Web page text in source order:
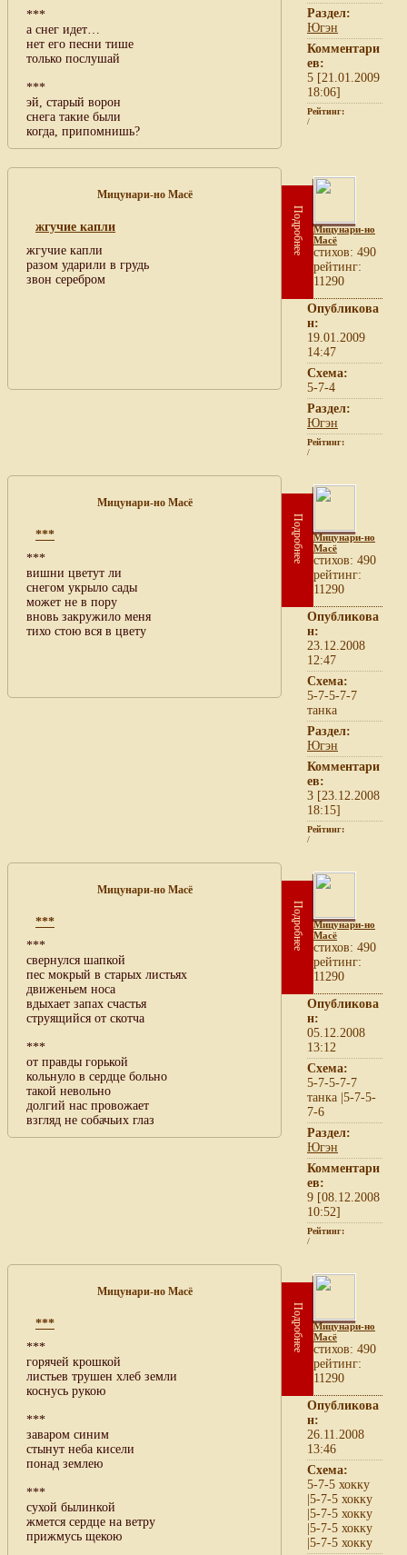
***
а снег идет…
нет его песни тише
только послушай
***
эй, старый ворон
снега такие были
когда, припомнишь?
Раздел:
Югэн
Комментари
ев:
5 [21.01.2009
18:06]
Рейтинг:
/
Мицунари-но Масё
жгучие капли
жгучие капли
разом ударили в грудь
звон серебром
Подробнее
Мицунари-но
Масё
cтихов: 490
рейтинг:
11290
Опубликова
н:
19.01.2009
14:47
Схема:
5-7-4
Раздел:
Югэн
Рейтинг:
/
Мицунари-но Масё
***
***
вишни цветут ли
снегом укрыло сады
может не в пору
вновь закружило меня
тихо стою вся в цвету
Подробнее
Мицунари-но
Масё
cтихов: 490
рейтинг:
11290
Опубликова
н:
23.12.2008
12:47
Схема:
5-7-5-7-7
танка
Раздел:
Югэн
Комментари
ев:
3 [23.12.2008
18:15]
Рейтинг:
/
Мицунари-но Масё
***
***
свернулся шапкой
пес мокрый в старых листьях
движеньем носа
вдыхает запах счастья
струящийся от скотча
***
от правды горькой
кольнуло в сердце больно
такой невольно
долгий нас провожает
взгляд не собачьих глаз
Подробнее
Мицунари-но
Масё
cтихов: 490
рейтинг:
11290
Опубликова
н:
05.12.2008
13:12
Схема:
5-7-5-7-7
танка |5-7-5-
7-6
Раздел:
Югэн
Комментари
ев:
9 [08.12.2008
10:52]
Рейтинг:
/
Мицунари-но Масё
***
***
горячей крошкой
листьев трушен хлеб земли
коснусь рукою
***
заваром синим
стынут неба кисели
понад землею
***
сухой былинкой
жмется сердце на ветру
прижмусь щекою
Подробнее
Мицунари-но
Масё
cтихов: 490
рейтинг:
11290
Опубликова
н:
26.11.2008
13:46
Схема:
5-7-5 хокку
|5-7-5 хокку
|5-7-5 хокку
|5-7-5 хокку
|5-7-5 хокку